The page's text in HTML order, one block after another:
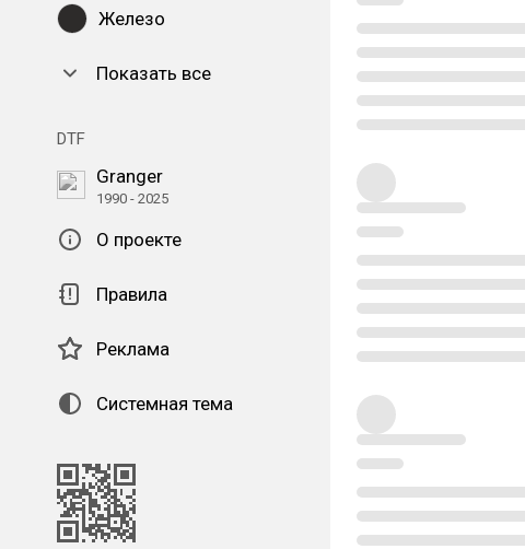
Железо
Показать все
DTF
Granger
1990 - 2025
О проекте
Правила
Реклама
Системная тема